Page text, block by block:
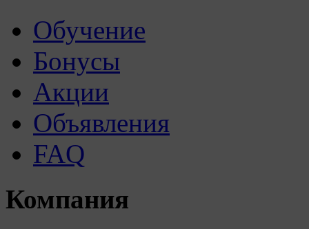
Обучение
Бонусы
Акции
Объявления
FAQ
Компания